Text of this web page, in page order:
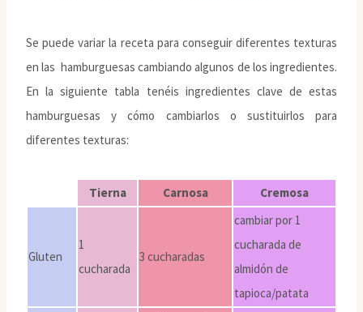
Se puede variar la receta para conseguir diferentes texturas
en las hamburguesas cambiando algunos de los ingredientes.
En la siguiente tabla tenéis ingredientes clave de estas
hamburguesas y cómo cambiarlos o sustituirlos para
diferentes texturas:
Tierna Carnosa Cremosa
Gluten
1
cucharada
3 cucharadas
cambiar por 1
cucharada de
almidón de
tapioca/patata